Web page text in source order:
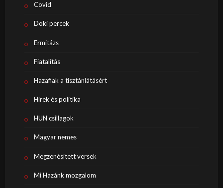
Covid
Doki percek
Ermitázs
Fiatalítás
Hazafiak a tisztánlátásért
Hírek és politika
HUN csillagok
Magyar nemes
Megzenésített versek
Mi Hazánk mozgalom